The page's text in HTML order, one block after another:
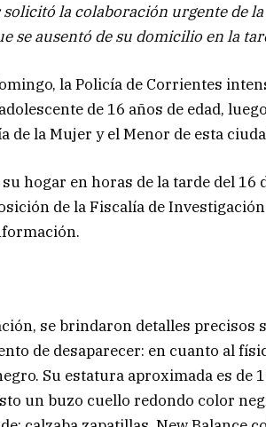
la colaboración urgente de
se ausentó de su domicilio en la
la Policía de Corrientes
de 16 años de edad,
de la Mujer y el Menor de esta
hogar en horas de la tarde del
de la Fiscalía de
se brindaron detalles precisos
de desaparecer: en cuanto al
Su estatura aproximada es de
un buzo cuello redondo color